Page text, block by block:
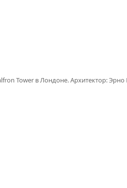
Tower в Лондоне. Архитектор: